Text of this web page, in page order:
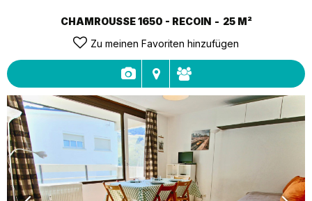
CHAMROUSSE 1650 - RECOIN 25 M²
Zu meinen Favoriten hinzufügen